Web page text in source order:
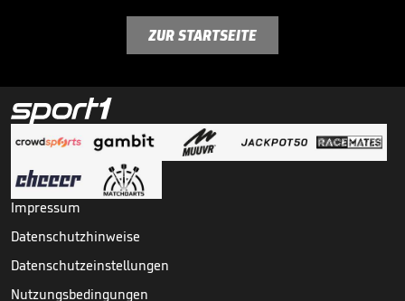
ZUR STARTSEITE
Impressum
Datenschutzhinweise
Datenschutzeinstellungen
Nutzungsbedingungen